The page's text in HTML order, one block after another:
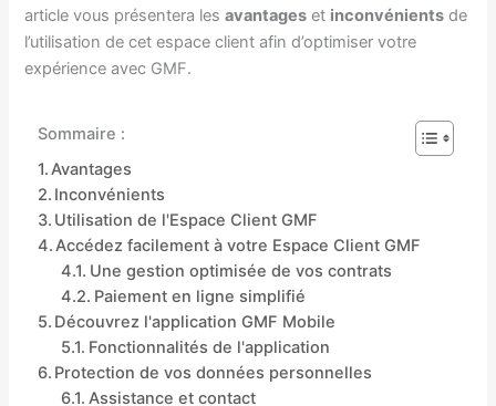
article vous présentera lesavantages et inconvénients de
l’utilisation de cet espace client afin d’optimiser votre
expérience avec GMF.
Sommaire :
Avantages
Inconvénients
Utilisation de l'Espace Client GMF
Accédez facilement à votre Espace Client GMF
Une gestion optimisée de vos contrats
Paiement en ligne simplifié
Découvrez l'application GMF Mobile
Fonctionnalités de l'application
Protection de vos données personnelles
Assistance et contact